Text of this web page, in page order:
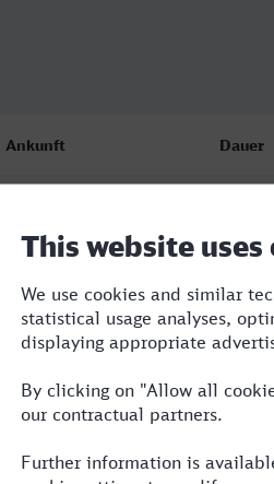
Ankunft Dauer
13.08.26
19:23
Remscheid Hbf
12:21
5:25